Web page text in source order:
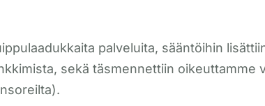
palveluita, sääntöihin
sekä täsmennettiin oikeuttamme